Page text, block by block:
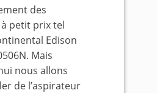
des
petit prix tel
Edison
Mais
nous allons
de l’aspirateur